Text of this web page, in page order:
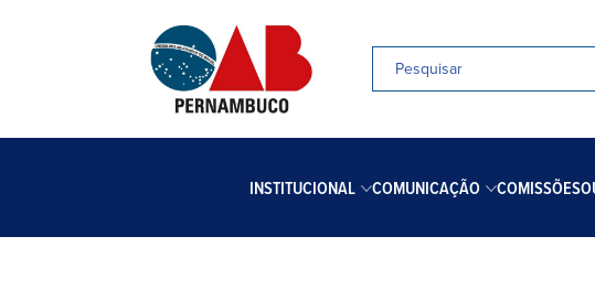
INSTITUCIONAL COMUNICAÇÃO COMISSÕES